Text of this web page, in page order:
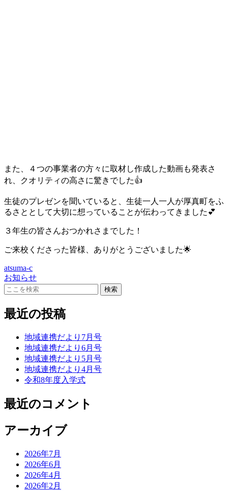
また、４つの事業者の方々に取材し作成した動画も発表さ
れ、クオリティの高さに驚きでした👍
生徒のプレゼンを聞いていると、生徒一人一人が厚真町をふ
るさととして大切に想っていることが伝わってきました💕
３年生の皆さんおつかれさまでした！
ご来校くださった皆様、ありがとうございました🌟
atsuma-c
お知らせ
最近の投稿
地域連携だより7月号
地域連携だより6月号
地域連携だより5月号
地域連携だより4月号
令和8年度入学式
最近のコメント
アーカイブ
2026年7月
2026年6月
2026年4月
2026年2月